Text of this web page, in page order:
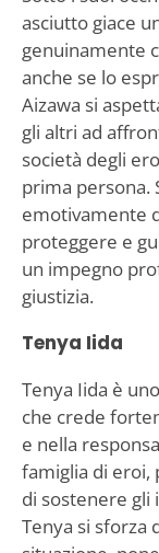
asciutto giace
genuinamente
anche se lo
Aizawa si
gli altri ad
società degli
prima persona.
emotivamente
proteggere e
un impegno
giustizia.
Tenya Iida
Tenya Iida è
che crede
e nella
famiglia di eroi,
di sostenere gli
Tenya si sforza